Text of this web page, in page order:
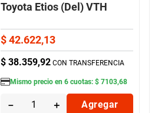
Toyota Etios (Del) VTH
$42.622,13
$ 38.359,92 CON TRANSFERENCIA
Mismo precio en6 cuotas:$ 7103,68
＋
－ Agregar